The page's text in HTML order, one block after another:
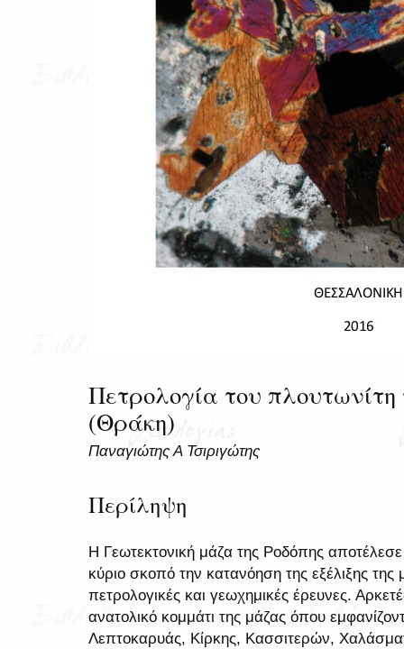
Πετρολογία του
(Θράκη)
Παναγιώτης Α Τσιριγώτης
Περίληψη
Η Γεωτεκτονική μάζα της Ροδόπης
κύριο σκοπό την κατανόηση της εξέλιξης
πετρολογικές και γεωχημικές έρευνες.
ανατολικό κομμάτι της μάζας όπου
Λεπτοκαρυάς, Κίρκης, Κασσιτερών,